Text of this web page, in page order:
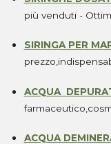
più venduti -
SIRINGA PER
ACQUA
ACQUA